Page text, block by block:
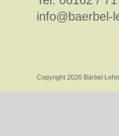
info@baerbel-
Copyright 2026 Bärbel